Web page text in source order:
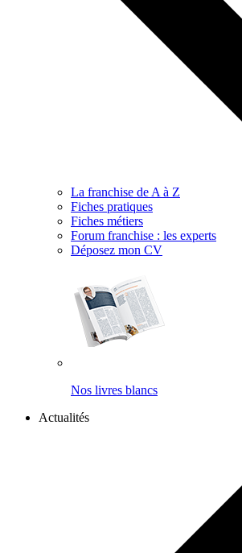
La franchise de A à Z
Fiches pratiques
Fiches métiers
Forum franchise : les experts
Déposez mon CV
Nos livres blancs
Actualités